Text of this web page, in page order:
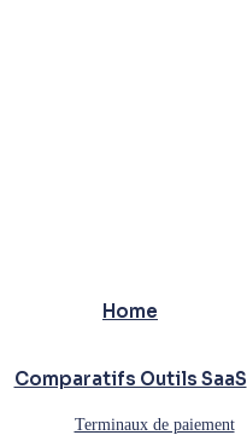
Home
Comparatifs Outils SaaS
Terminaux de paiement